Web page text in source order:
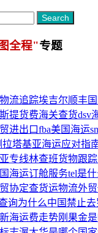
Search
全程"专题
物流追踪埃吉尔顺丰
提货费海关查货dsv
进出口fba美国海运
拉塔基亚海运应对指
专线林查班货物跟踪
海运订舱服务tel是
协定查货运物流外
询为什么中国禁止
海运费走势刚果金